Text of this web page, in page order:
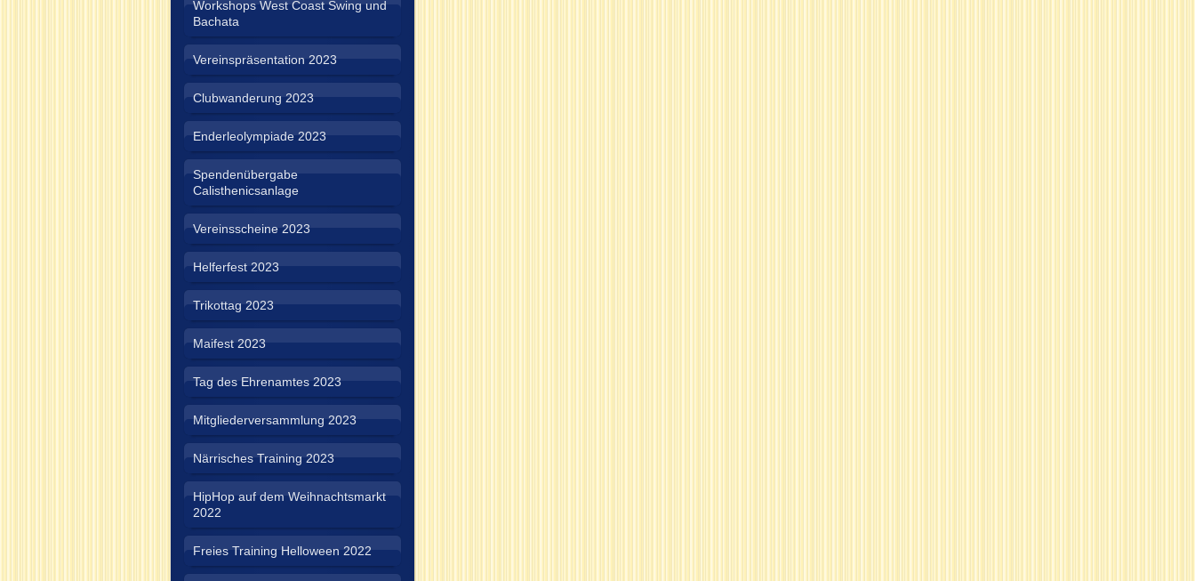
Workshops West Coast Swing und
Bachata
Vereinspräsentation 2023
Clubwanderung 2023
Enderleolympiade 2023
Spendenübergabe
Calisthenicsanlage
Vereinsscheine 2023
Helferfest 2023
Trikottag 2023
Maifest 2023
Tag des Ehrenamtes 2023
Mitgliederversammlung 2023
Närrisches Training 2023
HipHop auf dem Weihnachtsmarkt
2022
Freies Training Helloween 2022